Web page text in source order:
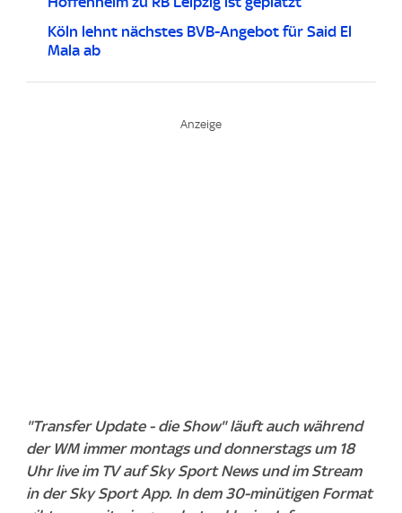
Köln lehnt nächstes BVB-Angebot für Said El
Mala ab
"Transfer Update - die Show" läuft auch während
der WM immer montags und donnerstags um 18
Uhr live im TV auf Sky Sport News und im Stream
in der Sky Sport App. In dem 30-minütigen Format